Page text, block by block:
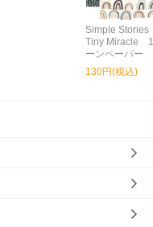
Simple
Tiny Miracle
ーンペーパー
130円(税込)